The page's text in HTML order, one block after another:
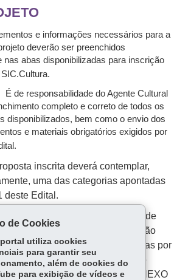
e informações necessários para a
deverão ser preenchidos
nas abas disponibilizadas para inscrição
SIC.Cultura.
É de responsabilidade do Agente Cultural
completo e correto de todos os
disponibilizados, bem como o envio dos
e materiais obrigatórios exigidos por
inscrita deverá contemplar,
uma das categorias apontadas
deste Edital.
não haverá um número mínimo de
por categoria. A seleção
critérios de distribuição de vagas por
além da faixa orçamentária e
cotas, conforme descrito no
ANEXO
de Cookies
portal utiliza cookies
para garantir seu
além de cookies do
para exibição de vídeos e